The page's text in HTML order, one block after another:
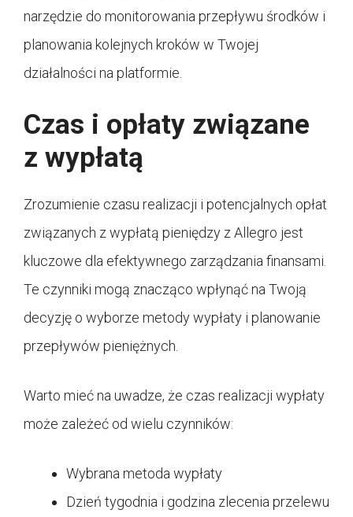
narzędzie do monitorowania przepływu środków i
planowania kolejnych kroków w Twojej
działalności na platformie.
Czas i opłaty związane
z wypłatą
Zrozumienie czasu realizacji i potencjalnych opłat
związanych z wypłatą pieniędzy z Allegro jest
kluczowe dla efektywnego zarządzania finansami.
Te czynniki mogą znacząco wpłynąć na Twoją
decyzję o wyborze metody wypłaty i planowanie
przepływów pieniężnych.
Warto mieć na uwadze, że czas realizacji wypłaty
może zależeć od wielu czynników:
Wybrana metoda wypłaty
Dzień tygodnia i godzina zlecenia przelewu